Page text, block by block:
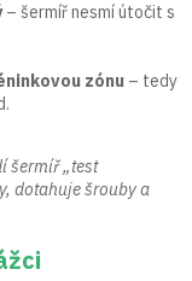
– šermíř nesmí útočit s
zónu – tedy
šermíř „test
dotahuje šrouby a